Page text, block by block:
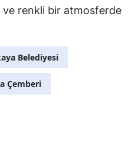
ve renkli bir atmosferde
Belediyesi
Çemberi